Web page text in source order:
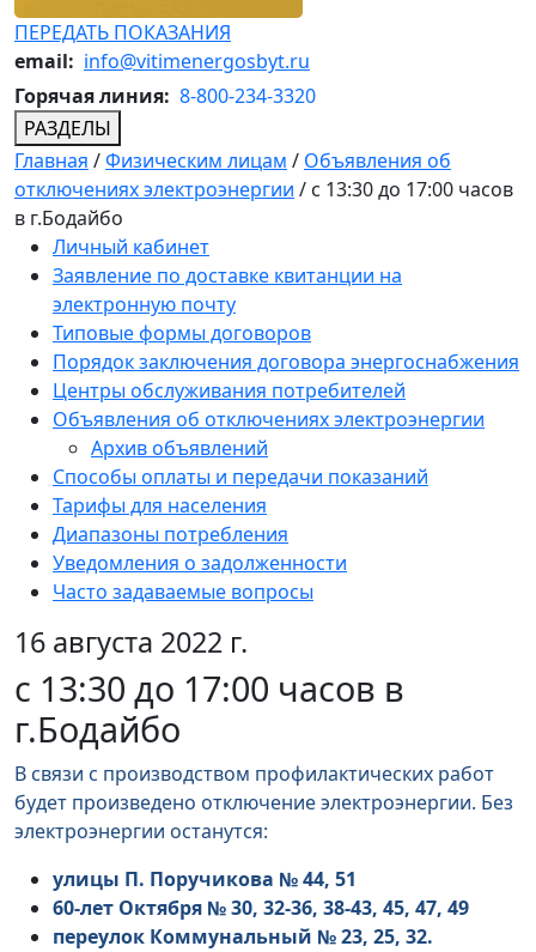
ПЕРЕДАТЬ ПОКАЗАНИЯ
email: info@vitimenergosbyt.ru
Горячая линия: 8-800-234-3320
РАЗДЕЛЫ
Главная /Физическим лицам / Объявления об
отключениях электроэнергии / с 13:30 до 17:00 часов
в г.Бодайбо
Личный кабинет
Заявление по доставке квитанции на
электронную почту
Типовые формы договоров
Порядок заключения договора энергоснабжения
Центры обслуживания потребителей
Объявления об отключениях электроэнергии
Архив объявлений
Способы оплаты и передачи показаний
Тарифы для населения
Диапазоны потребления
Уведомления о задолженности
Часто задаваемые вопросы
16 августа 2022 г.
с 13:30 до 17:00 часов в
г.Бодайбо
В связи с производством профилактических работ
будет произведено отключение электроэнергии. Без
электроэнергии останутся:
улицы П. Поручикова № 44, 51
60-лет Октября № 30, 32-36, 38-43, 45, 47, 49
переулок Коммунальный № 23, 25, 32.